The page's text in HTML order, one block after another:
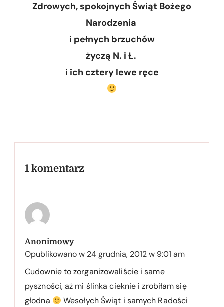
Zdrowych, spokojnych Świąt Bożego
Narodzenia
i pełnych brzuchów
życzą N. i Ł.
i ich cztery lewe ręce
1 komentarz
Anonimowy
Opublikowano w 24 grudnia, 2012 w 9:01 am
Cudownie to zorganizowaliście i same
pyszności, aż mi ślinka cieknie i zrobiłam się
głodna
Wesołych Świąt i samych Radości